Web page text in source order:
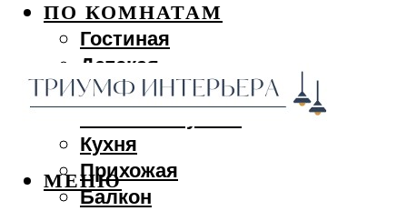
ПО КОМНАТАМ
Гостиная
Детская
Спальня
Кухня
Прихожая
Балкон
МЕНЮ